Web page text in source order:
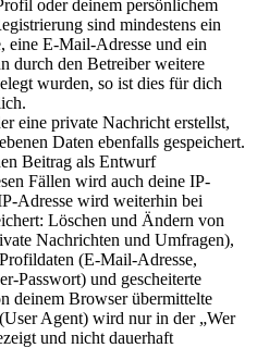
oder deinem persönlichem
sind mindestens ein
eine E-Mail-Adresse und ein
durch den Betreiber weitere
wurden, so ist dies für dich
eine private Nachricht erstellst,
Daten ebenfalls gespeichert.
Beitrag als Entwurf
Fällen wird auch deine IP-
Adresse wird weiterhin bei
Löschen und Ändern von
Nachrichten und Umfragen),
(E-Mail-Adresse,
Passwort) und gescheiterte
deinem Browser übermittelte
Agent) wird nur in der „Wer
und nicht dauerhaft